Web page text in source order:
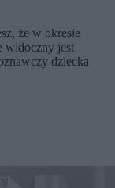
że w okresie
widoczny jest
dziecka